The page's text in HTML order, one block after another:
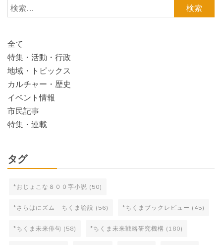
検
索:
全て
特集・活動・行政
地域・トピックス
カルチャー・歴史
イベント情報
市民記事
特集・連載
タグ
*おじょこな８００字小説 (50)
*さらはにズム ちくま論説 (56) *ちくまブックレビュー (45)
*ちくま未来俳句 (58) *ちくま未来戦略研究機構 (180)